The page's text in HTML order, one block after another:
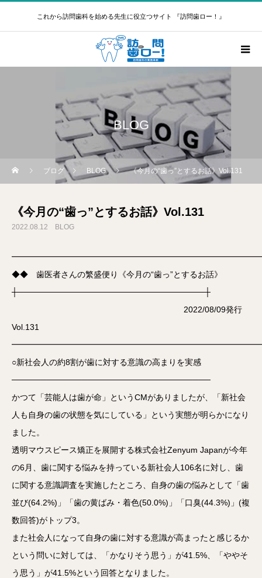
これから訪問歯科を始める先生に役立つサイト 『訪問歯ロー！』
BLOG
ブログ BLOG 《今月の“歯っ”とするお話》Vol.131
《今月の“歯っ”とするお話》Vol.131
2022.08.12 BLOG
◆◆ 歯医者さんの繁盛便り《今月の“歯っ”とするお話》
┼────────────────────────────────┼
2022/08/09発行
Vol.131
○新社会人の約8割が歯に対する意識の高まりを実感
──────────────────────────────────
かつて「芸能人は歯が命」というCMがありましたが、「新社会
人も自身の歯の状態を気にしている」という実態が明らかになり
ました。
透明マウスピース矯正を展開する株式会社Zenyum Japanが今年
の6月、歯に関する悩みを持っている新社会人106名に対し、歯
に関する意識調査を実施したところ、自身の歯の悩みとして「歯
並び(64.2%)」「歯の黄ばみ・着色(50.0%)」「口臭(44.3%)」(複
数回答)がトップ3。
また社会人になって自身の歯に対する意識が高まったと感じるか
という問いに対しては、「かなりそう思う」が41.5%、「ややそ
う思う」が41.5%という回答となりました。